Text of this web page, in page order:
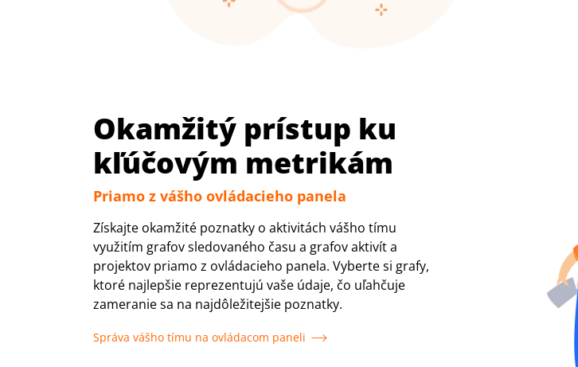
Okamžitý prístup ku
kľúčovým metrikám
Priamo z vášho ovládacieho panela
Získajte okamžité poznatky o aktivitách vášho tímu
využitím grafov sledovaného času a grafov aktivít a
projektov priamo z ovládacieho panela. Vyberte si grafy,
ktoré najlepšie reprezentujú vaše údaje, čo uľahčuje
zameranie sa na najdôležitejšie poznatky.
Správa vášho tímu na ovládacom paneli